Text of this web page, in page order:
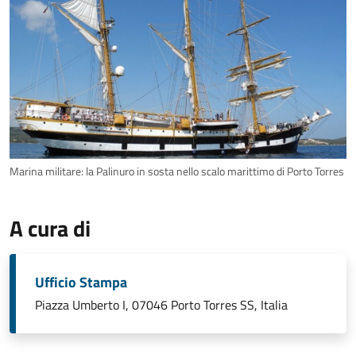
Marina militare: la Palinuro in sosta nello scalo marittimo di Porto Torres
A cura di
Ufficio Stampa
Piazza Umberto I, 07046 Porto Torres SS, Italia